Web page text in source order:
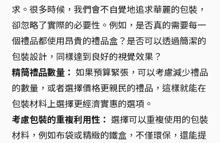
求。很多時候，我們會不自覺地追求華麗的包裝，
卻忽略了實際的必要性。例如，是否真的需要每一
個禮品都使用昂貴的禮品盒？是否可以透過簡潔的
包裝設計，同樣達到良好的視覺效果？
精簡禮品數量： 如果預算緊張，可以考慮減少禮品
的數量，或者選擇價格更親民的禮品，這樣就能在
包裝材料上選擇更經濟實惠的選項。
考慮包裝的重複利用性： 選擇可以重複使用的包裝
材料，例如布袋或精緻的鐵盒，不僅環保，還能提